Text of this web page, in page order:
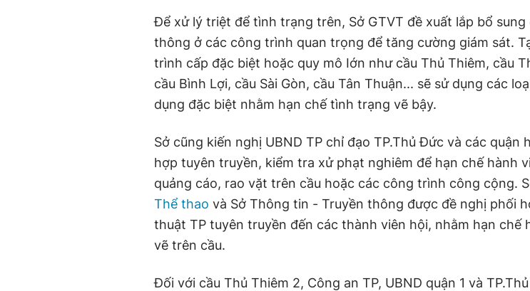
Để xử lý triệt để tình trạng trên, Sở GTVT đề xuất lắp bổ sung
thông ở các công trình quan trọng để tăng cường giám sát.
trình cấp đặc biệt hoặc quy mô Iớn như cầu Thủ Thiêm, cầu
cầu Bình Lợi, cầu Sài Gòn, cầu Tân Thuận... sẽ sử dụng các
dụng đặc biệt nhằm hạn chế tình trạng vẽ bậy.
Sở cũng kiến nghị UBND TP chỉ đạo TP.Thủ Đức và các quận
hợp tuyên truyền, kiểm tra xử phạt nghiêm để hạn chế hành
quảng cáo, rao vặt trên cầu hoặc các công trình công cộng.
Thể thao và Sở Thông tin - Truyền thông được đề nghị phối
thuật TP tuyên truyền đến các thành viên hội, nhằm hạn chế
vẽ trên cầu.
Đối với cầu Thủ Thiêm 2, Công an TP, UBND quận 1 và